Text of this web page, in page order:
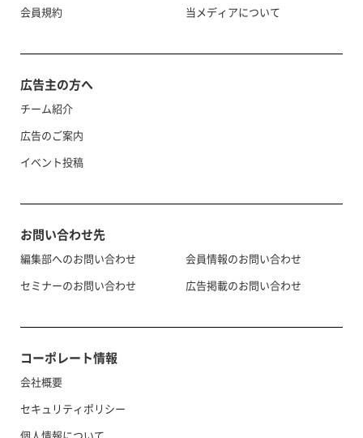
会員規約
当メディアについて
広告主の方へ
チーム紹介
広告のご案内
イベント投稿
お問い合わせ先
編集部へのお問い合わせ
セミナーのお問い合わせ
会員情報のお問い合わせ
広告掲載のお問い合わせ
コーポレート情報
会社概要
セキュリティポリシー